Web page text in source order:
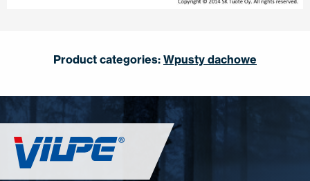
Product categories: Wpusty dachowe